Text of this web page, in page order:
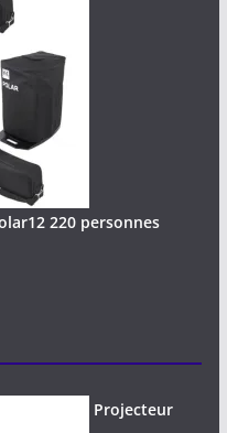
220 personnes
Projecteur